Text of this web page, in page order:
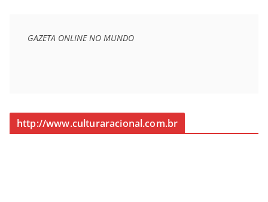
GAZETA ONLINE NO MUNDO
http://www.culturaracional.com.br